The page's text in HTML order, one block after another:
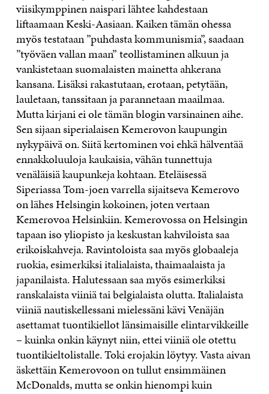
viisikymppinen naispari lähtee kahdestaan
liftaamaan Keski-Aasiaan. Kaiken tämän ohessa
myös testataan ”puhdasta kommunismia”, saadaan
”työväen vallan maan” teollistaminen alkuun ja
vankistetaan suomalaisten mainetta ahkerana
kansana. Lisäksi rakastutaan, erotaan, petytään,
lauletaan, tanssitaan ja parannetaan maailmaa.
Mutta kirjani ei ole tämän blogin varsinainen aihe.
Sen sijaan siperialaisen Kemerovon kaupungin
nykypäivä on. Siitä kertominen voi ehkä hälventää
ennakkoluuloja kaukaisia, vähän tunnettuja
venäläisiä kaupunkeja kohtaan. Eteläisessä
Siperiassa Tom-joen varrella sijaitseva Kemerovo
on lähes Helsingin kokoinen, joten vertaan
Kemerovoa Helsinkiin. Kemerovossa on Helsingin
tapaan iso yliopisto ja keskustan kahviloista saa
erikoiskahveja. Ravintoloista saa myös globaaleja
ruokia, esimerkiksi italialaista, thaimaalaista ja
japanilaista. Halutessaan saa myös esimerkiksi
ranskalaista viiniä tai belgialaista olutta. Italialaista
viiniä nautiskellessani mielessäni kävi Venäjän
asettamat tuontikiellot länsimaisille elintarvikkeille
– kuinka onkin käynyt niin, ettei viiniä ole otettu
tuontikieltolistalle. Toki erojakin löytyy. Vasta aivan
äskettäin Kemerovoon on tullut ensimmäinen
McDonalds, mutta se onkin hienompi kuin